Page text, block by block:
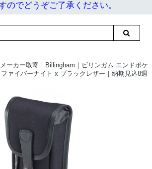
のでどうぞご了承ください。
ーカー取寄｜Billingham｜ビリンガム エンドポケ
ァイバーナイト x ブラックレザー｜納期見込8週